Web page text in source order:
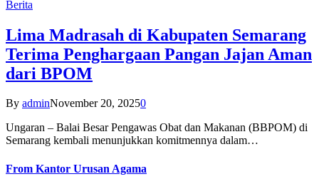
Berita
Lima Madrasah di Kabupaten Semarang
Terima Penghargaan Pangan Jajan Aman
dari BPOM
By adminNovember 20, 20250
Ungaran – Balai Besar Pengawas Obat dan Makanan (BBPOM) di
Semarang kembali menunjukkan komitmennya dalam…
From Kantor Urusan Agama